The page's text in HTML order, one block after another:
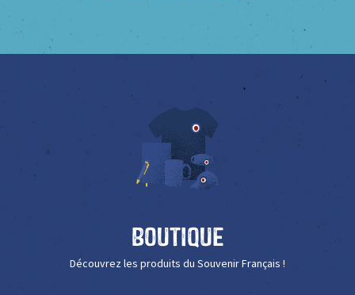
Boutique
Découvrez les produits du Souvenir Français !